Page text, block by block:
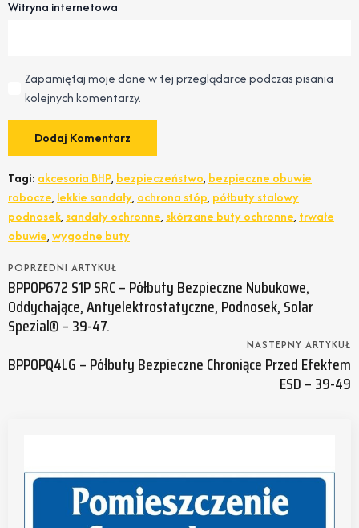
Witryna internetowa
Zapamiętaj moje dane w tej przeglądarce podczas pisania
kolejnych komentarzy.
Tagi: akcesoria BHP, bezpieczeństwo, bezpieczne obuwie
robocze, lekkie sandały, ochrona stóp, półbuty stalowy
podnosek, sandały ochronne, skórzane buty ochronne, trwałe
obuwie,wygodne buty
POPRZEDNI ARTYKUŁ
BPPOP672 S1P SRC – Półbuty Bezpieczne Nubukowe,
Oddychające, Antyelektrostatyczne, Podnosek, Solar
Spezial® – 39-47.
NASTEPNY ARTYKUŁ
BPPOPQ4LG – Półbuty Bezpieczne Chroniące Przed Efektem
ESD – 39-49